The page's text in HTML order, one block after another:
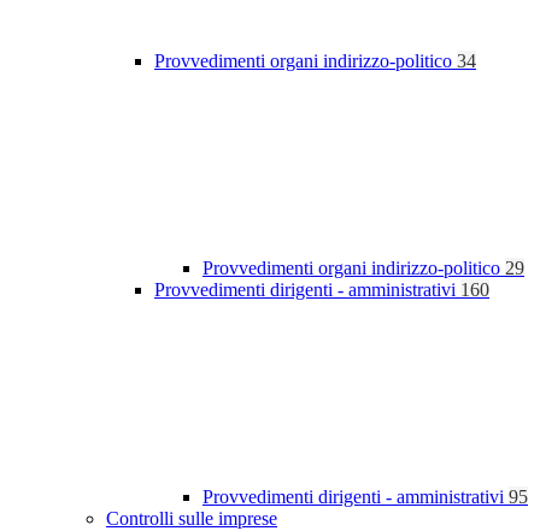
Provvedimenti organi indirizzo-politico 34
Provvedimenti organi indirizzo-politico 29
Provvedimenti dirigenti - amministrativi 160
Provvedimenti dirigenti - amministrativi 95
Controlli sulle imprese